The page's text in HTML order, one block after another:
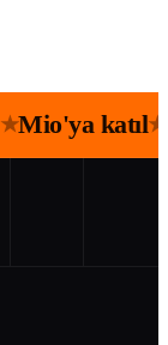
★Mio'ya katıl★